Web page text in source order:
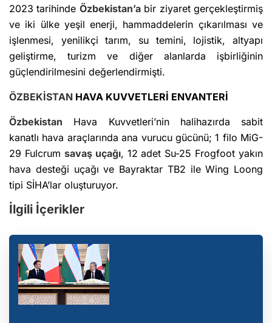
2023 tarihinde Özbekistan’abir ziyaret gerçekleştirmiş
ve iki ülke yeşil enerji, hammaddelerin çıkarılması ve
işlenmesi, yenilikçi tarım, su temini, lojistik, altyapı
geliştirme, turizm ve diğer alanlarda işbirliğinin
güçlendirilmesini değerlendirmişti.
ÖZBEKİSTAN HAVA KUVVETLERİ ENVANTERİ
Özbekistan Hava Kuvvetleri’nin halihazırda sabit
kanatlı hava araçlarında ana vurucu gücünü; 1 filo MiG-
29 Fulcrum savaş uçağı, 12 adet Su-25 Frogfoot yakın
hava desteği uçağı ve Bayraktar TB2 ile Wing Loong
tipi SİHA’lar oluşturuyor.
İlgili İçerikler